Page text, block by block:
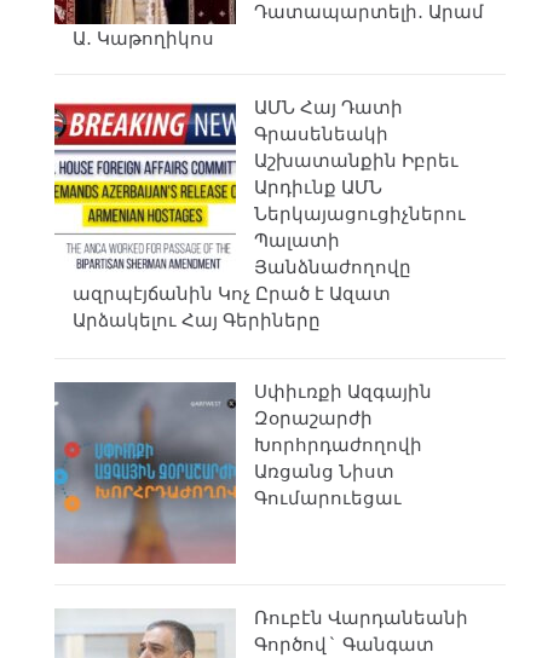
Դատապարտելի․ Արամ
Ա․ Կաթողիկոս
ԱՄՆ Հայ Դատի
Գրասենեակի
Աշխատանքին Իբրեւ
Արդիւնք ԱՄՆ
Ներկայացուցիչներու
Պալատի
Յանձնաժողովը
ազրպէյճանին Կոչ Ըրած է Ազատ
Արձակելու Հայ Գերիները
Սփիւռքի Ազգային
Զօրաշարժի
Խորհրդաժողովի
Առցանց Նիստ
Գումարուեցաւ
Ռուբէն Վարդանեանի
Գործով` Գանգատ